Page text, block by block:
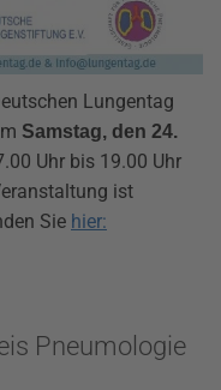
Lungentag
Samstag, den 24.
Uhr bis 19.00 Uhr
ist
Sie hier:
Pneumologie